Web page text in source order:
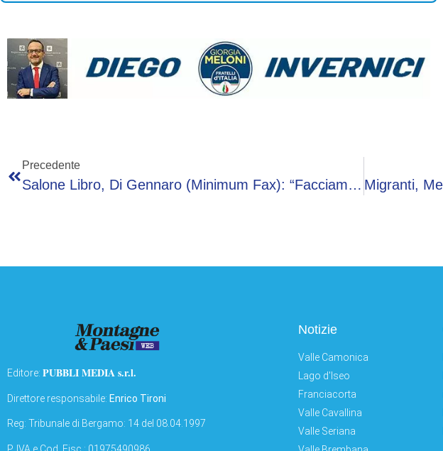
Precedente
Salone Libro, Di Gennaro (Minimum Fax): “Facciamo Scouting Da 33 Anni, Lavorare Con Fs Esperienza Interessantissima”
Editore: PUBBLI MEDIA s.r.l.
Direttore responsabile: Enrico Tironi
Reg: Tribunale di Bergamo: 14 del 08.04.1997
P. IVA e Cod. Fisc.: 01975490986
Notizie
Valle Camonica
Lago d'Iseo
Franciacorta
Valle Cavallina
Valle Seriana